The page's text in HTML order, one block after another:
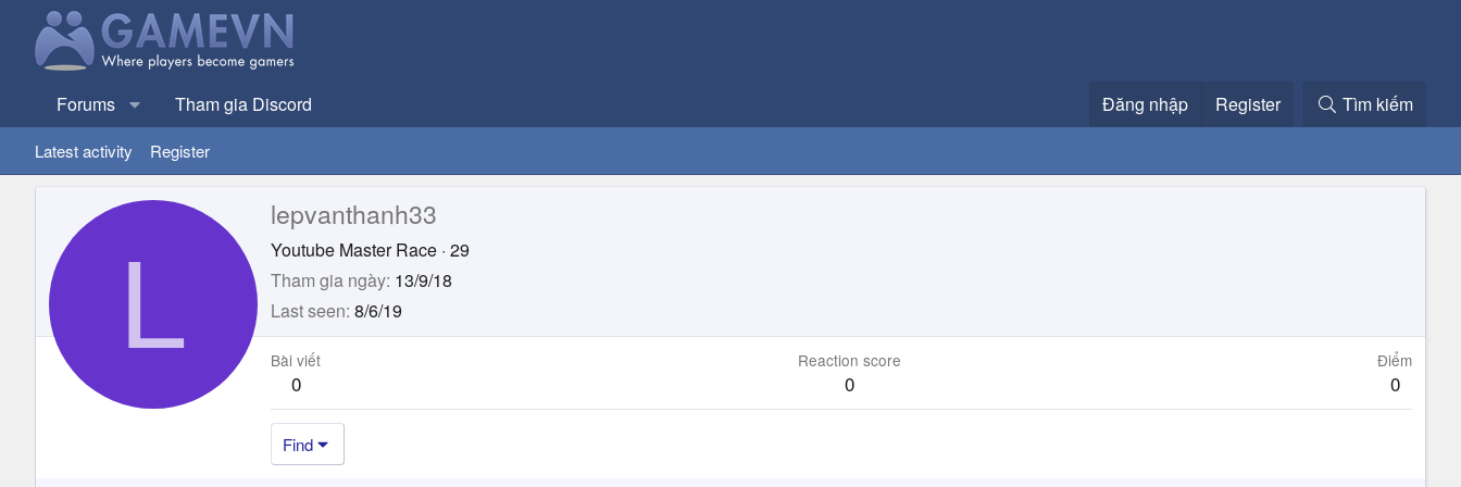
Forums Tham gia Discord Đăng nhập Register Tìm kiếm
Latest activity Register
L
lepvanthanh33
Youtube Master Race · 29
Tham gia ngày 13/9/18
Last seen 8/6/19
Bài viết
0
Reaction score
0
Điểm
0
Find